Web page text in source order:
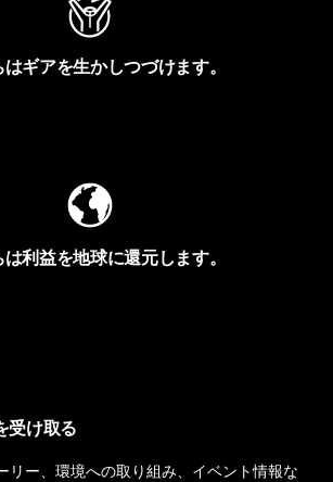
ギアを生かしつづけます。
利益を地球に還元します。
受け取る
リー、環境への取り組み、イベント情報な